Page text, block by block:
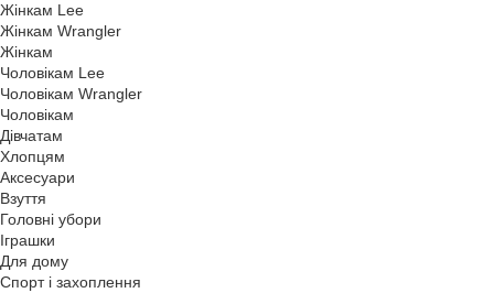
Жінкам Lee
Жінкам Wrangler
Жінкам
Чоловікам Lee
Чоловікам Wrangler
Чоловікам
Дівчатам
Хлопцям
Аксесуари
Взуття
Головні убори
Іграшки
Для дому
Спорт і захоплення